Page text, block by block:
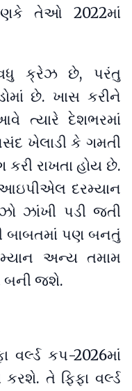
તેઓ 2022માં
વધુ ક્રેઝ છે, પરંતુ
છે. ખાસ કરીને
ત્યારે દેશભરમાં
ખેલાડી કે ગમતી
કરી રાખતા હોય છે.
દરમ્યાન
ઝાંખી પડી જતી
બાબતમાં પણ બનતું
અન્ય તમામ
બની જશે.
વર્લ્ડ કપ-2026માં
કરશે. તે ફિફા વર્લ્ડ